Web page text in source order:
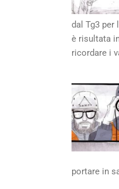
dal Tg3 per
è risultata
ricordare i
portare in